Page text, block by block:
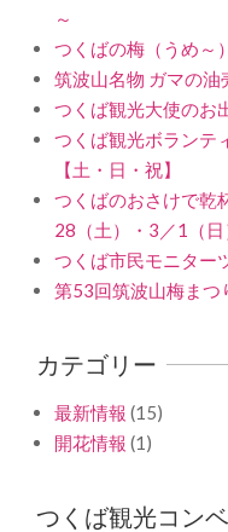
～
つくばの梅（うめ
筑波山名物 ガマの油
つくば観光大使のお
つくば観光ボランテ
【土・日・祝】
つくばのおさけで乾
28（土）・3／1（日
つくば市民モニター
第53回筑波山梅ま
カテゴリー
最新情報 (15)
開花情報 (1)
つくば観光コン